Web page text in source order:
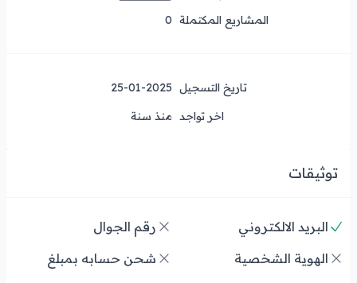
المشاريع المكتملة 0
تاريخ التسجيل 25-01-2025
اخر تواجد منذ سنة
توثيقات
البريد الالكتروني
رقم الجوال
الهوية الشخصية
شحن حسابه بمبلغ